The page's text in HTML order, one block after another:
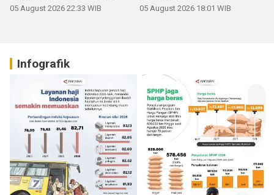
05 August 2026 22:33 WIB 05 August 2026 18:01 WIB
Infografik